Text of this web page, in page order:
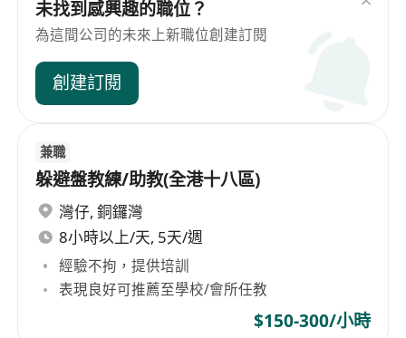
未找到感興趣的職位？
為這間公司的未來上新職位創建訂閱
創建訂閱
兼職
躲避盤教練/助教(全港十八區)
灣仔, 銅鑼灣
8小時以上/天, 5天/週
經驗不拘，提供培訓
表現良好可推薦至學校/會所任教
$150-300/小時